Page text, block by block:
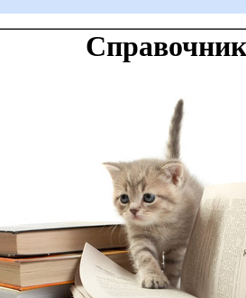
Справочник